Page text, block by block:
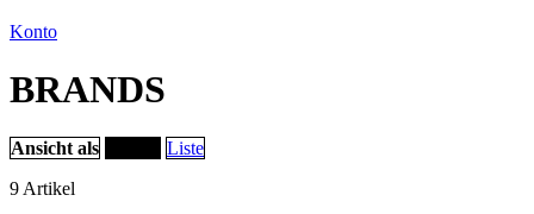
Konto
BRANDS
Ansicht als
Liste
9 Artikel